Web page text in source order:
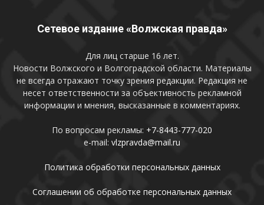
Сетевое издание «Волжская правда»
Для лиц старше 16 лет.
Новости Волжского и Волгоградской области. Материалы
не всегда отражают точку зрения редакции. Редакция не
несет ответственности за объективность рекламной
информации и мнения, высказанные в комментариях.
По вопросам рекламы: +7-8443-777-020
e-mail: vlzpravda@mail.ru
Политика обработки персональных данных
Соглашении об обработке персональных данных